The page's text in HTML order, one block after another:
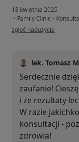
18 kwietnia 2025
• Family Clinic •
w opinii użytkownika H.M.
zgłoś nadużycie
lek. Tomasz
Serdecznie
zaufanie!
i że rezultaty
W razie
konsultacji -
zdrowia!